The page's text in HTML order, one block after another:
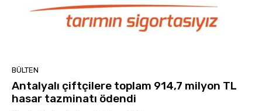
BÜLTEN
Antalyalı çiftçilere toplam 914,7 milyon TL
hasar tazminatı ödendi